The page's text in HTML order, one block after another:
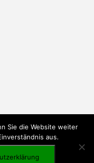
Marketing Setup
Sie die Website weiter
aus.